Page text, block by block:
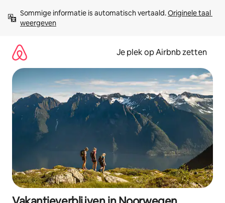
direct
naar
Sommige informatie is automatisch vertaald. Originele taal
weergeven
Je plek op Airbnb zetten